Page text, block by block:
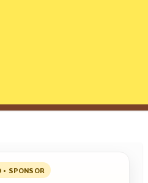
• SPONSOR